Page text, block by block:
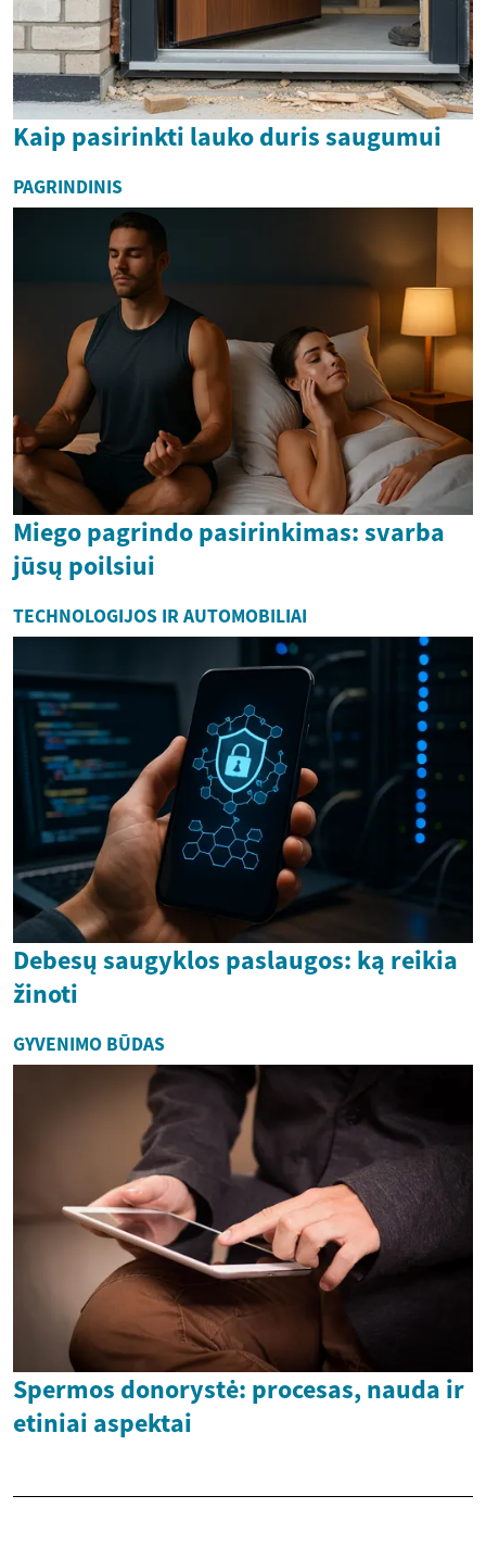
Kaip pasirinkti lauko duris saugumui
PAGRINDINIS
Miego pagrindo pasirinkimas: svarba
jūsų poilsiui
TECHNOLOGIJOS IR AUTOMOBILIAI
Debesų saugyklos paslaugos: ką reikia
žinoti
GYVENIMO BŪDAS
Spermos donorystė: procesas, nauda ir
etiniai aspektai